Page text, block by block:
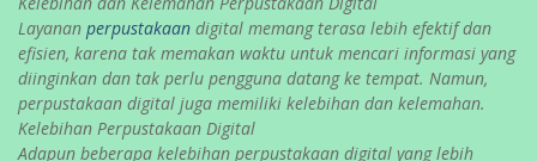
Layanan perpustakaan digital memang terasa lebih efektif dan
efisien, karena tak memakan waktu untuk mencari informasi yang
diinginkan dan tak perlu pengguna datang ke tempat. Namun,
perpustakaan digital juga memiliki kelebihan dan kelemahan.
Kelebihan Perpustakaan Digital
Adapun beberapa kelebihan perpustakaan digital yang lebih